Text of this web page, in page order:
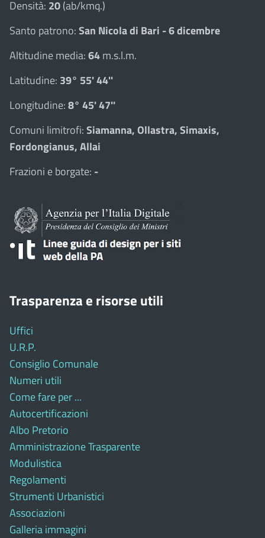
Densità: 20(ab/kmq.)
Santo patrono:San Nicola di Bari - 6 dicembre
Altitudine media:64m.s.l.m.
Latitudine: 39° 55' 44''
Longitudine:8° 45' 47''
Comuni limitrofi:Siamanna, Ollastra, Simaxis,
Fordongianus, Allai
Frazioni e borgate: -
Trasparenza e risorse utili
Uffici
U.R.P.
Consiglio Comunale
Numeri utili
Come fare per ...
Autocertificazioni
Albo Pretorio
Amministrazione Trasparente
Modulistica
Regolamenti
Strumenti Urbanistici
Associazioni
Galleria immagini